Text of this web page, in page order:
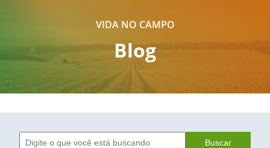
VIDA NO CAMPO
Blog
Buscar